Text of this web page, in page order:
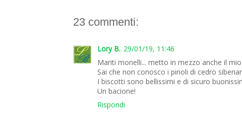
23 commenti:
Lory B. 29/01/19, 11:46
Mariti monelli... metto in mezzo anche il
Sai che non conosco i pinoli di cedro
I biscotti sono bellissimi e di sicuro
Un bacione!
Rispondi